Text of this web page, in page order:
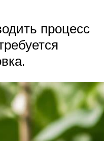
процесс